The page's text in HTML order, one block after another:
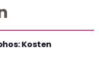
Kosten